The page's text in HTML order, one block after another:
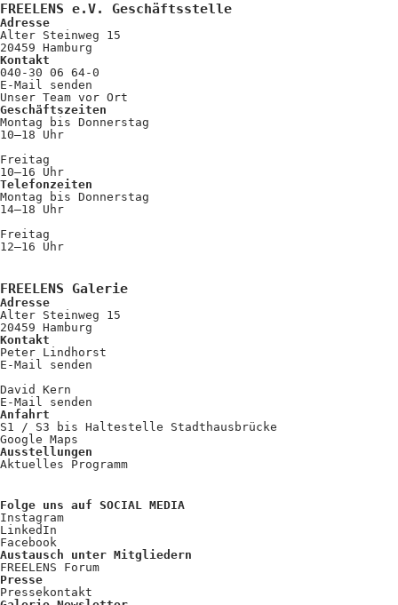
Services für
Fotograf*innen
Mitglied werden
Presseausweis
Mein FREELENS
Kooperationen
Wissen A-Z
Login
FREELENS e.V. Geschäftsstelle
Adresse
Alter Steinweg 15
20459 Hamburg
Kontakt
040-30 06 64-0
E-Mail senden
Unser Team vor Ort
Geschäftszeiten
Montag bis Donnerstag
10–18 Uhr
Freitag
10–16 Uhr
Telefonzeiten
Montag bis Donnerstag
14–18 Uhr
Freitag
12–16 Uhr
FREELENS Galerie
Adresse
Alter Steinweg 15
20459 Hamburg
Kontakt
Peter Lindhorst
E-Mail senden
David Kern
E-Mail senden
Anfahrt
S1 / S3 bis Haltestelle Stadthausbrücke
Google Maps
Ausstellungen
Aktuelles Programm
Folge uns auf SOCIAL MEDIA
Instagram
LinkedIn
Facebook
Austausch unter Mitgliedern
FREELENS Forum
Presse
Pressekontakt